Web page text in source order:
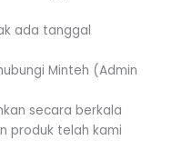
ada tanggal
Minteh (Admin
secara berkala
produk telah kami